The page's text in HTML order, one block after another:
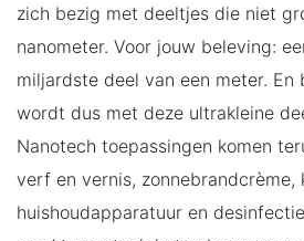
zich bezig met deeltjes die niet
nanometer. Voor jouw beleving:
miljardste deel van een meter.
wordt dus met deze ultrakleine
Nanotech toepassingen komen
verf en vernis, zonnebrandcrème,
huishoudapparatuur en